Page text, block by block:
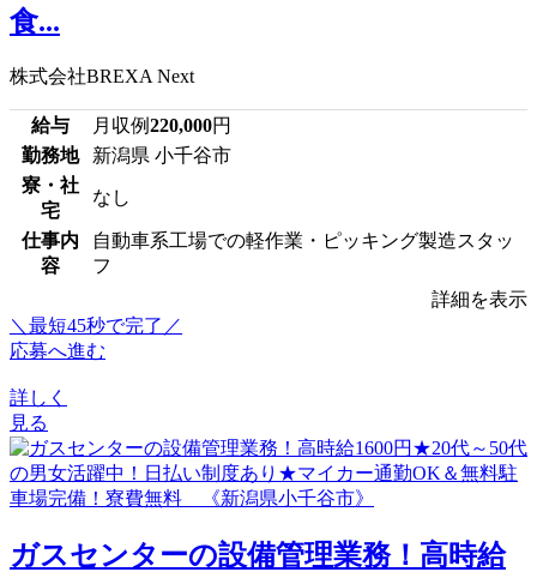
食...
株式会社BREXA Next
給与 月収例220,000円
勤務地
新潟県 小千谷市
寮・社
宅
なし
仕事内
容
自動車系工場での軽作業・ピッキング製造スタッ
フ
詳細を表示
＼最短45秒で完了／
応募へ進む
詳しく
見る
ガスセンターの設備管理業務！高時給